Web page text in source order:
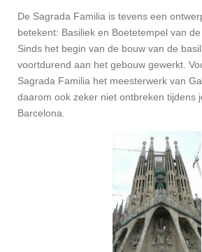
De Sagrada Familia is tevens een
betekent: Basiliek en Boetetempel van de
Sinds het begin van de bouw van de
voortdurend aan het gebouw gewerkt.
Sagrada Familia het meesterwerk van
daarom ook zeker niet ontbreken tijdens
Barcelona.